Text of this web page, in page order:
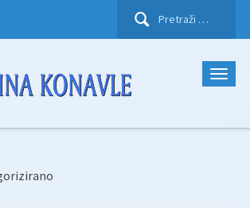
Pretraži: